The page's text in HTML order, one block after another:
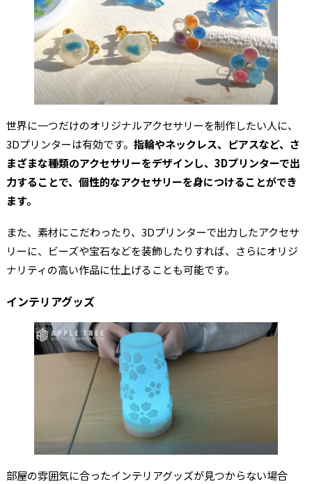
世界に一つだけのオリジナルアクセサリーを制作したい人に、
3Dプリンターは有効です。 指輪やネックレス、ピアスなど、さ
まざまな種類のアクセサリーをデザインし、3Dプリンターで出
力することで、個性的なアクセサリーを身につけることができ
ます。
また、素材にこだわったり、3Dプリンターで出力したアクセサ
リーに、ビーズや宝石などを装飾したりすれば、さらにオリジ
ナリティの高い作品に仕上げることも可能です。
インテリアグッズ
部屋の雰囲気に合ったインテリアグッズが見つからない場合